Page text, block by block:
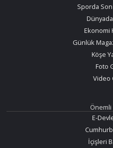
Sporda
Ekonomi
Günlük
Köşe
Foto
Video
E-
İçişleri